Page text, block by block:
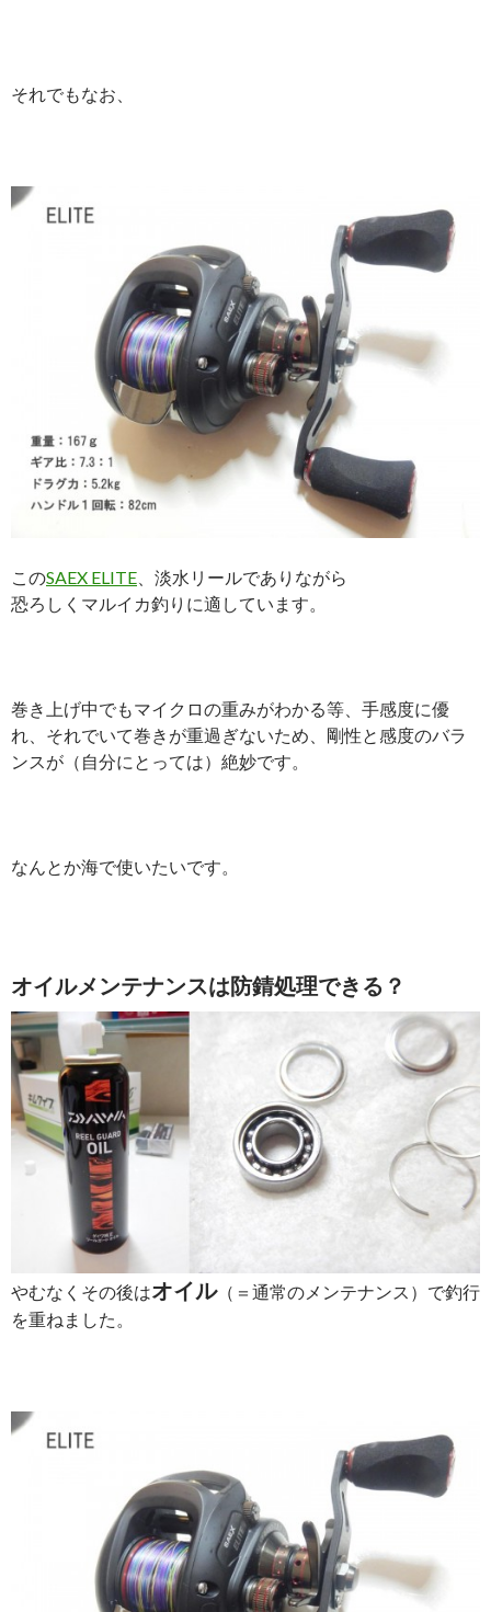
それでもなお、
このSAEX ELITE 、淡水リールでありながら
恐ろしくマルイカ釣りに適しています。
巻き上げ中でもマイクロの重みがわかる等、手感度に優
れ、それでいて巻きが重過ぎないため、剛性と感度のバラ
ンスが（自分にとっては）絶妙です。
なんとか海で使いたいです。
オイルメンテナンスは防錆処理できる？
やむなくその後はオイル（＝通常のメンテナンス）で釣行
を重ねました。